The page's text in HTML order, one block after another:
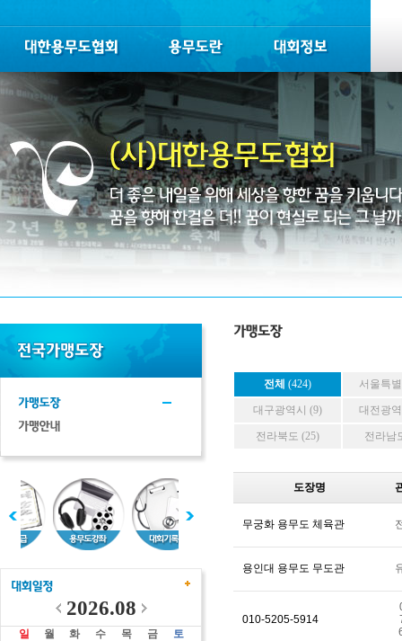
2026.08
일 월 화 수 목 금
토
전체 (424) 서울특
대구광역시 (9) 대전광
전라북도 (25) 전라남
도장명
무궁화 용무도 체육관
용인대 용무도 무도관
010-5205-5914